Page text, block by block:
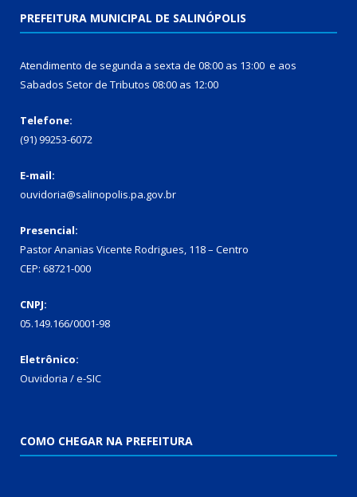
PREFEITURA MUNICIPAL DE SALINÓPOLIS
Atendimento de segunda a sexta de 08:00 as 13:00 e aos
Sabados Setor de Tributos 08:00 as 12:00
Telefone:
(91) 99253-6072
E-mail:
ouvidoria@salinopolis.pa.gov.br
Presencial:
Pastor Ananias Vicente Rodrigues, 118 – Centro
CEP: 68721-000
CNPJ:
05.149.166/0001-98
Eletrônico:
Ouvidoria / e-SIC
COMO CHEGAR NA PREFEITURA